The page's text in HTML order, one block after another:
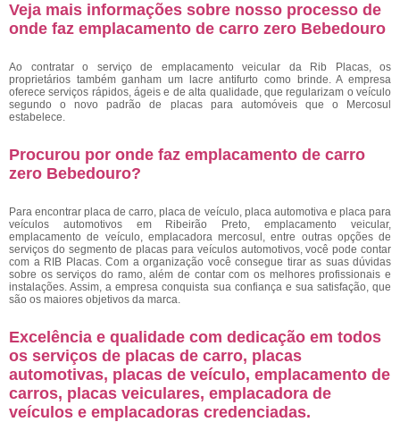
Veja mais informações sobre nosso processo de
onde faz emplacamento de carro zero Bebedouro
Ao contratar o serviço de emplacamento veicular da Rib Placas, os
proprietários também ganham um lacre antifurto como brinde. A empresa
oferece serviços rápidos, ágeis e de alta qualidade, que regularizam o veículo
segundo o novo padrão de placas para automóveis que o Mercosul
estabelece.
Procurou por onde faz emplacamento de carro
zero Bebedouro?
Para encontrar placa de carro, placa de veículo, placa automotiva e placa para
veículos automotivos em Ribeirão Preto, emplacamento veicular,
emplacamento de veículo, emplacadora mercosul, entre outras opções de
serviços do segmento de placas para veículos automotivos, você pode contar
com a RIB Placas. Com a organização você consegue tirar as suas dúvidas
sobre os serviços do ramo, além de contar com os melhores profissionais e
instalações. Assim, a empresa conquista sua confiança e sua satisfação, que
são os maiores objetivos da marca.
Excelência e qualidade com dedicação em todos
os serviços de placas de carro, placas
automotivas, placas de veículo, emplacamento de
carros, placas veiculares, emplacadora de
veículos e emplacadoras credenciadas.